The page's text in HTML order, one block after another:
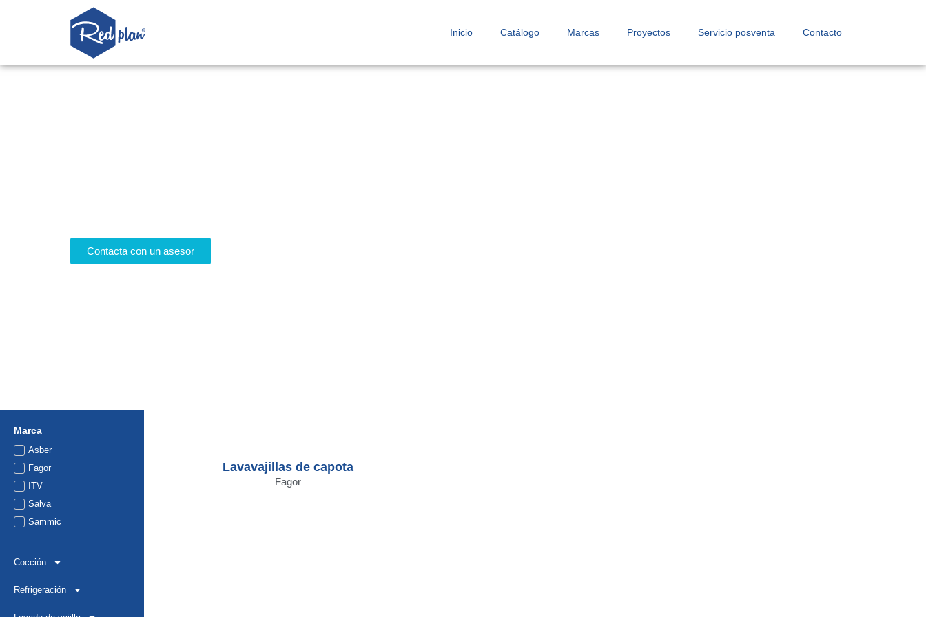
Inicio Catálogo Marcas Proyectos Servicio posventa Contacto
Contacta con un asesor
Marca
Asber
Fagor
ITV
Salva
Sammic
Cocción
Refrigeración
Lavavajillas de capota
Fagor